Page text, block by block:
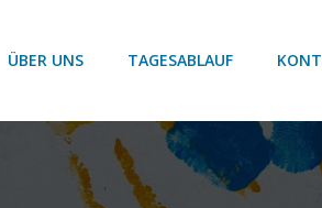
ÜBER UNS TAGESABLAUF